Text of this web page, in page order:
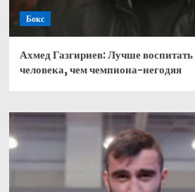
Бокс
Ахмед Газгириев: Лучше воспитать
человека, чем чемпиона-негодяя